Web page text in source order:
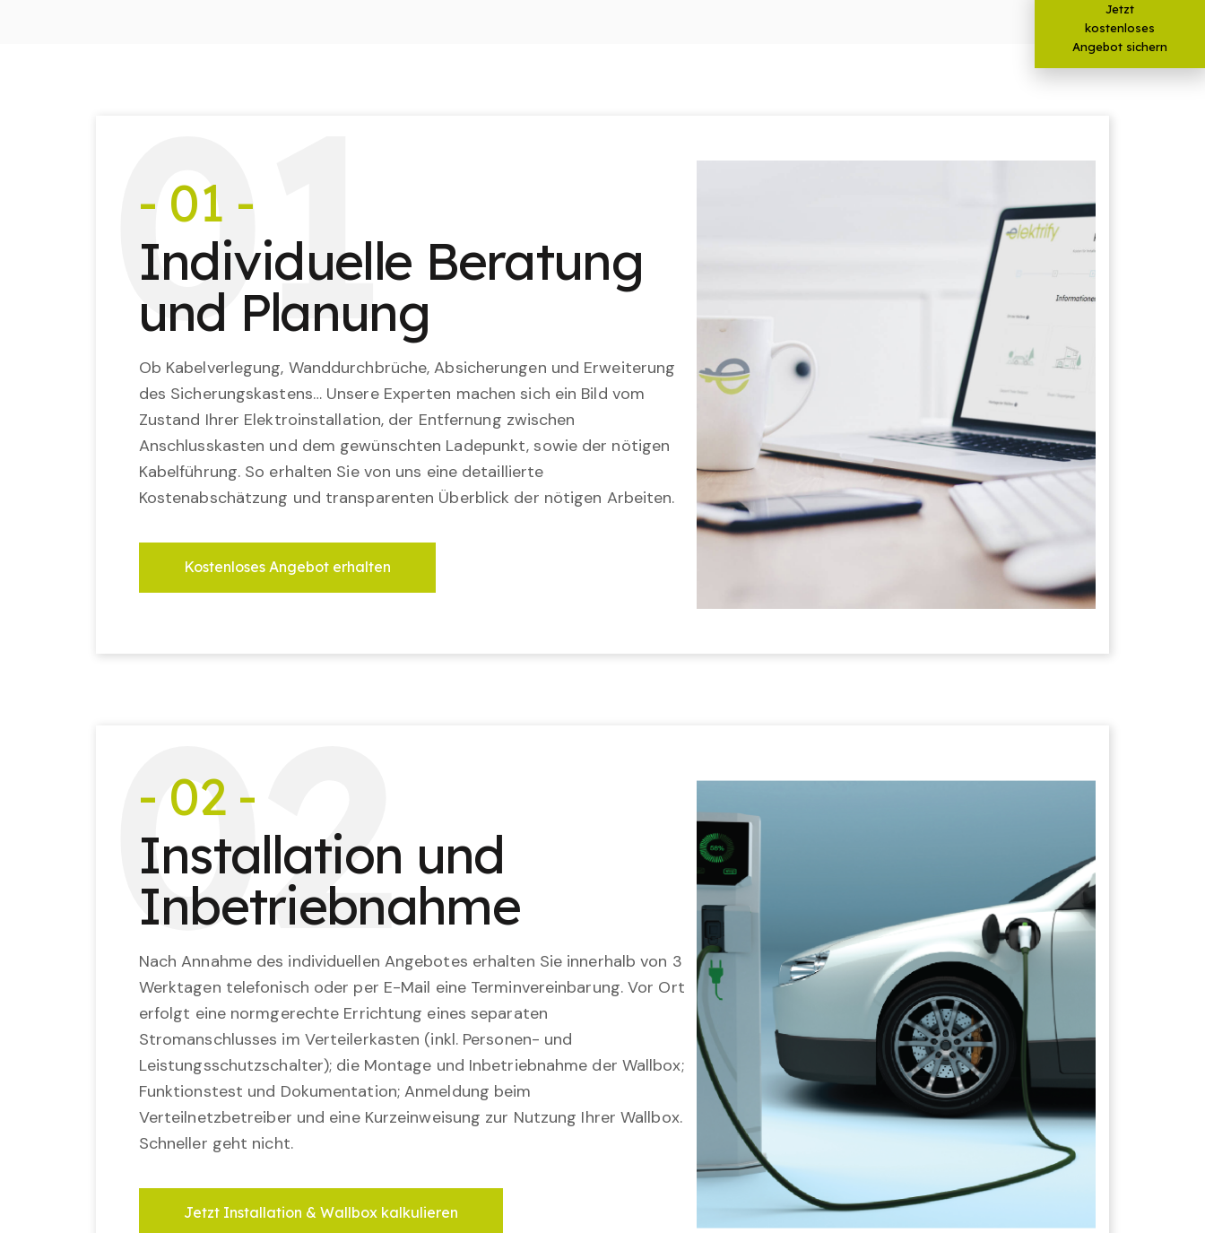
01
- 01 -
Individuelle Beratung
und Planung
Ob Kabelverlegung, Wanddurchbrüche, Absicherungen und Erweiterung
des Sicherungskastens… Unsere Experten machen sich ein Bild vom
Zustand Ihrer Elektroinstallation, der Entfernung zwischen
Anschlusskasten und dem gewünschten Ladepunkt, sowie der nötigen
Kabelführung. So erhalten Sie von uns eine detaillierte
Kostenabschätzung und transparenten Überblick der nötigen Arbeiten.
Kostenloses Angebot erhalten
02
- 02 -
Installation und
Inbetriebnahme
Nach Annahme des individuellen Angebotes erhalten Sie innerhalb von 3
Werktagen telefonisch oder per E-Mail eine Terminvereinbarung. Vor Ort
erfolgt eine normgerechte Errichtung eines separaten
Stromanschlusses im Verteilerkasten (inkl. Personen- und
Leistungsschutzschalter); die Montage und Inbetriebnahme der Wallbox;
Funktionstest und Dokumentation; Anmeldung beim
Verteilnetzbetreiber und eine Kurzeinweisung zur Nutzung Ihrer Wallbox.
Schneller geht nicht.
Jetzt Installation & Wallbox kalkulieren
Jetzt
kostenloses
Angebot sichern